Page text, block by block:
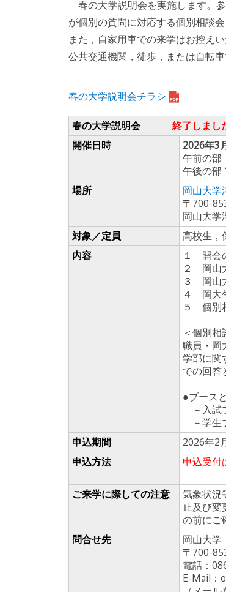
春の大学説明会を実施します。
が個別の質問に対応する個別相談
また，自家用車での来学はお控え
公共交通機関，徒歩，または自転車
春の大学説明会チラシ
春の大学説明会
終了しまし
開催日時
2026年3
午前の部
午後の部
場所
岡山大学
〒700-
岡山大学
対象／定員
高校生，
内容
１ 開会
２ 岡山
３ 岡山
４ 岡大
５ 個別
＜個別相
職員・岡
学部に関
での回答
●ブース
－入試
－学生
申込期間
2026年2
申込方法
申込受付
ご来学に際しての注意
気象状況
止及び変
の前にご
問合せ先
岡山大
〒700-
電話：
E-Mail：